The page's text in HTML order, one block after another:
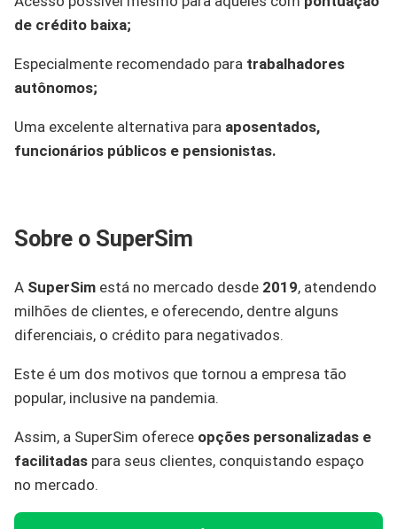
de crédito baixa;
Especialmente recomendado para trabalhadores
autônomos;
Uma excelente alternativa para aposentados,
funcionários públicos e pensionistas.
Sobre o SuperSim
A SuperSim está no mercado desde 2019, atendendo
milhões de clientes, e oferecendo, dentre alguns
diferenciais, o crédito para negativados.
Este é um dos motivos que tornou a empresa tão
popular, inclusive na pandemia.
Assim, a SuperSim oferece opções personalizadas e
facilitadas para seus clientes, conquistando espaço
no mercado.